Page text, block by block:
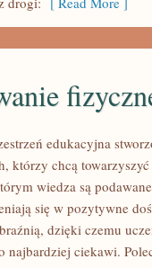
edukacyjna
którzy chcą
wiedza są
się w pozytywne
dzięki czemu
najbardziej ciekawi.